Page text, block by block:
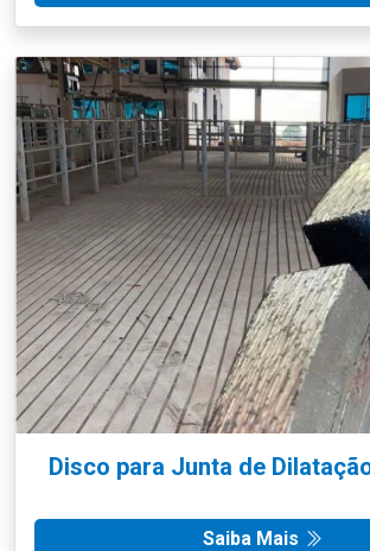
Disco para Junta de
Saiba Mais